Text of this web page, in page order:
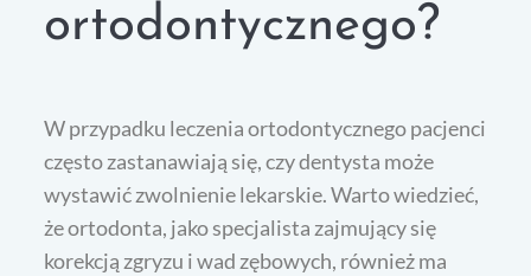
ortodontycznego?
W przypadku leczenia ortodontycznego pacjenci
często zastanawiają się, czy dentysta może
wystawić zwolnienie lekarskie. Warto wiedzieć,
że ortodonta, jako specjalista zajmujący się
korekcją zgryzu i wad zębowych, również ma